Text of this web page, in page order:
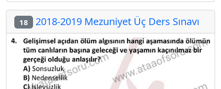
18 2018-2019 Mezuniyet Üç Ders Sınavı